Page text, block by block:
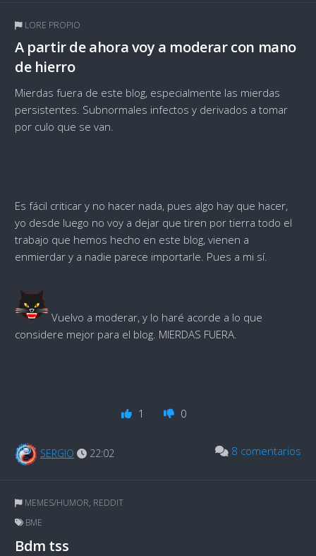
LORE PROPIO
A partir de ahora voy a moderar con mano
de hierro
Mierdas fuera de este blog, especialmente las mierdas
persistentes. Subnormales infectos y derivados a tomar
por culo que se van.
Es fácil criticar y no hacer nada, pues algo hay que hacer,
yo desde luego no voy a dejar que tiren por tierra todo el
trabajo que hemos hecho en este blog, vienen a
enmierdar y a nadie parece importarle. Pues a mi sí.
Vuelvo a moderar, y lo haré acorde a lo que
considere mejor para el blog. MIERDAS FUERA.
1 0
SERGIO 22:02 8 comentarios
MEMES/HUMOR, REDDIT
BME
Bdm tss